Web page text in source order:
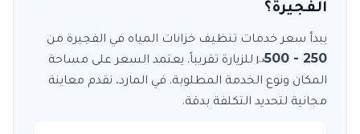
الفجيرة؟
يبدأ سعر خدمات تنظيف خزانات المياه في الفجيرة من
250 - 500
د.إ للزيارة تقريباً. يعتمد السعر على مساحة
المكان ونوع الخدمة المطلوبة. في المارد، نقدم معاينة
مجانية لتحديد التكلفة بدقة.